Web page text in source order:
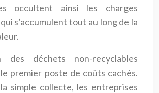
occultent ainsi les charges
s’accumulent tout au long de la
des déchets non-recyclables
premier poste de coûts cachés.
simple collecte, les entreprises